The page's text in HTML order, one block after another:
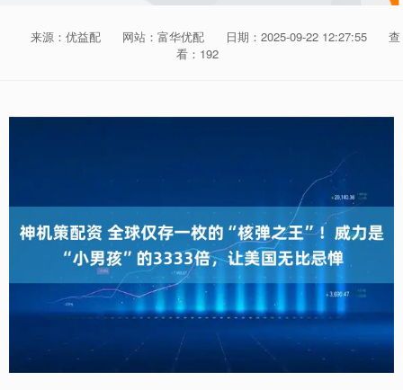
来源：优益配 网站：富华优配 日期：2025-09-22 12:27:55
查
看：192